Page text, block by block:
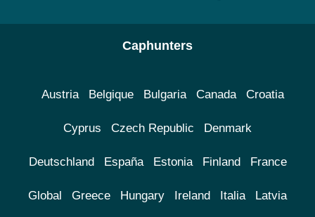
Caphunters
Austria Belgique Bulgaria Canada Croatia
Cyprus Czech Republic Denmark
Deutschland España Estonia Finland France
Global Greece Hungary Ireland Italia Latvia